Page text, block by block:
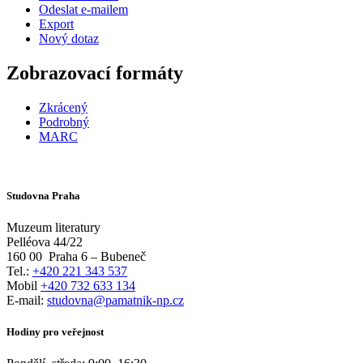
Odeslat e-mailem
Export
Nový dotaz
Zobrazovací formáty
Zkrácený
Podrobný
MARC
Studovna Praha
Muzeum literatury
Pelléova 44/22
160 00 Praha 6 – Bubeneč
Tel.: +420 221 343 537
Mobil +420 732 633 134
E-mail: studovna@pamatnik-np.cz
Hodiny pro veřejnost